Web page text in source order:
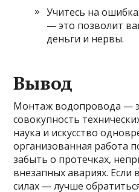
Учитесь на
— это позволит
деньги и нервы.
Вывод
Монтаж водопровода —
совокупность
наука и искусство
организованная работа
забыть о протечках,
внезапных авариях. Если
силах — лучше